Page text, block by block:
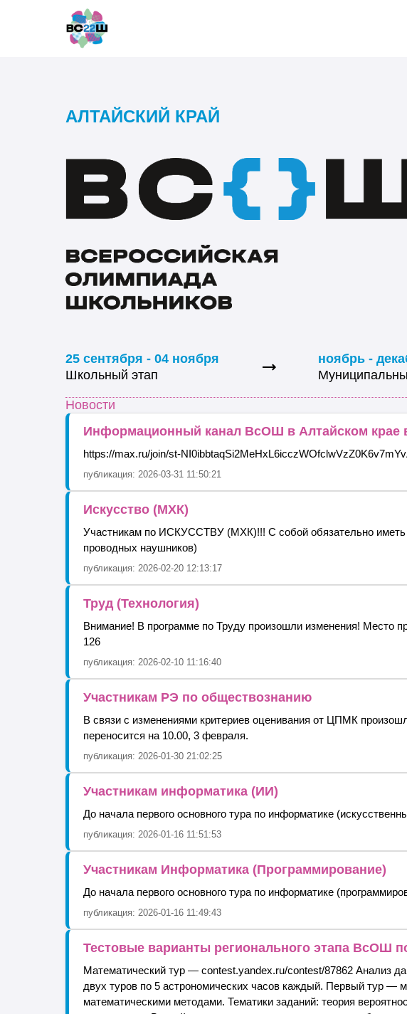
АЛТАЙСКИЙ КРАЙ
25 сентября - 04 ноября
Школьный этап
ноябрь -
Новости
Информационный канал ВсОШ в Алтайском крае
https://max.ru/join/st-
публикация: 2026-03-31 11:50:21
Искусство (МХК)
Участникам по ИСКУССТВУ (МХК)!!! С собой обязательно
проводных наушников)
публикация: 2026-02-20 12:13:17
Труд (Технология)
Внимание! В программе по Труду произошли изменения! Место
126
публикация: 2026-02-10 11:16:40
Участникам РЭ по обществознанию
В связи с изменениями критериев оценивания от ЦПМК
переносится на 10.00, 3 февраля.
публикация: 2026-01-30 21:02:25
Участникам информатика (ИИ)
До начала первого основного тура по информатике
публикация: 2026-01-16 11:51:53
Участникам Информатика (Программирование)
До начала первого основного тура по информатике
публикация: 2026-01-16 11:49:43
Тестовые варианты регионального этапа ВсОШ
Математический тур — contest.yandex.ru/contest/87862 Анализ
двух туров по 5 астрономических часов каждый. Первый тур —
математическими методами. Тематики заданий: теория